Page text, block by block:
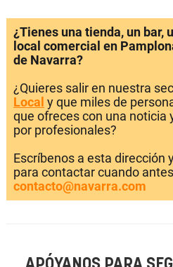
¿Tienes una tienda, un bar,
local comercial en
de Navarra?
¿Quieres salir en nuestra
Local y que miles de
que ofreces con una noticia
por profesionales?
Escríbenos a esta dirección
para contactar cuando
contacto@navarra.com